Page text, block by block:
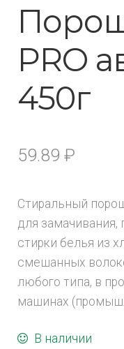
PRO
450г
59.89 ₽
Стиральный
для замачивания,
стирки белья из
смешанных
любого типа, в
машинах
В наличии